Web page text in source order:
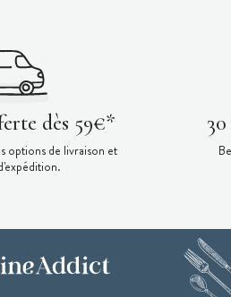
dès 59€*
options de livraison et